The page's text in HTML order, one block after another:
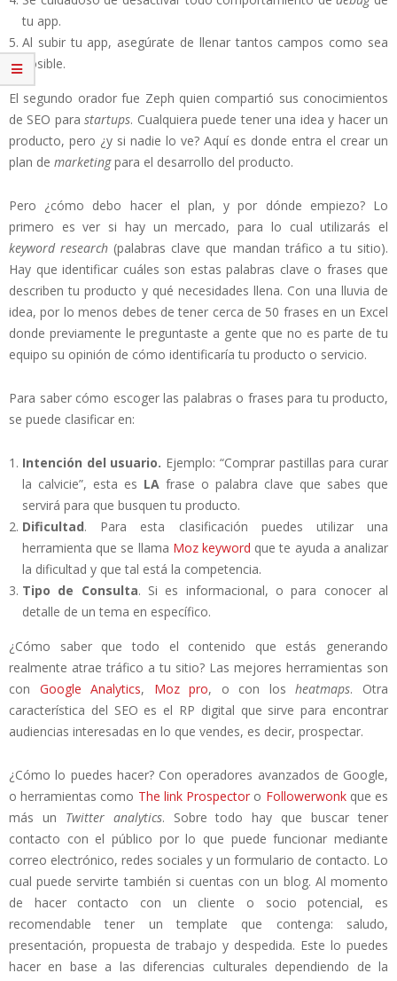
tu app.
Al subir tu app, asegúrate de llenar tantos campos como sea
posible.
El segundo orador fue Zeph quien compartió sus conocimientos
de SEO parastartups. Cualquiera puede tener una idea y hacer un
producto, pero ¿y si nadie lo ve? Aquí es donde entra el crear un
plan de marketingpara el desarrollo del producto.
Pero ¿cómo debo hacer el plan, y por dónde empiezo? Lo
primero es ver si hay un mercado, para lo cual utilizarás el
keyword research (palabras clave que mandan tráfico a tu sitio).
Hay que identificar cuáles son estas palabras clave o frases que
describen tu producto y qué necesidades llena. Con una lluvia de
idea, por lo menos debes de tener cerca de 50 frases en un Excel
donde previamente le preguntaste a gente que no es parte de tu
equipo su opinión de cómo identificaría tu producto o servicio.
Para saber cómo escoger las palabras o frases para tu producto,
se puede clasificar en:
Intención del usuario. Ejemplo: “Comprar pastillas para curar
la calvicie”, esta es LA frase o palabra clave que sabes que
servirá para que busquen tu producto.
Dificultad. Para esta clasificación puedes utilizar una
herramienta que se llama Moz keyword que te ayuda a analizar
la dificultad y que tal está la competencia.
Tipo de Consulta. Si es informacional, o para conocer al
detalle de un tema en específico.
¿Cómo saber que todo el contenido que estás generando
realmente atrae tráfico a tu sitio? Las mejores herramientas son
con Google Analytics, Moz pro, o con losheatmaps. Otra
característica del SEO es el RP digital que sirve para encontrar
audiencias interesadas en lo que vendes, es decir, prospectar.
¿Cómo lo puedes hacer? Con operadores avanzados de Google,
o herramientas como The link Prospector o Followerwonkque es
más un Twitter analytics. Sobre todo hay que buscar tener
contacto con el público por lo que puede funcionar mediante
correo electrónico, redes sociales y un formulario de contacto. Lo
cual puede servirte también si cuentas con un blog. Al momento
de hacer contacto con un cliente o socio potencial, es
recomendable tener un template que contenga: saludo,
presentación, propuesta de trabajo y despedida. Este lo puedes
hacer en base a las diferencias culturales dependiendo de la